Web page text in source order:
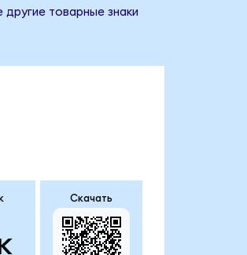
товарные знаки
Скачать